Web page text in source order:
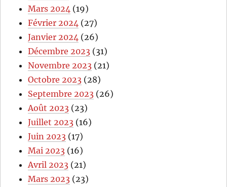
Mars 2024 (19)
Février 2024 (27)
Janvier 2024 (26)
Décembre 2023 (31)
Novembre 2023 (21)
Octobre 2023 (28)
Septembre 2023 (26)
Août 2023 (23)
Juillet 2023 (16)
Juin 2023 (17)
Mai 2023 (16)
Avril 2023 (21)
Mars 2023 (23)